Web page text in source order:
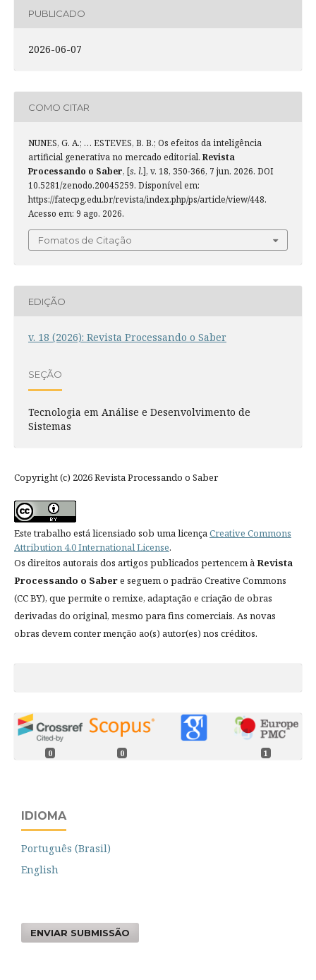
PUBLICADO
2026-06-07
COMO CITAR
NUNES, G. A.; … ESTEVES, B. B.; Os efeitos da inteligência
artificial generativa no mercado editorial. Revista
Processando o Saber, [s. l.], v. 18, 350-366, 7 jun. 2026. DOI
10.5281/zenodo.20045259. Disponível em:
https://fatecpg.edu.br/revista/index.php/ps/article/view/448.
Acesso em: 9 ago. 2026.
Fomatos de Citação
EDIÇÃO
v. 18 (2026): Revista Processando o Saber
SEÇÃO
Tecnologia em Análise e Desenvolvimento de
Sistemas
Copyright (c) 2026 Revista Processando o Saber
Este trabalho está licensiado sob uma licençaCreative Commons
Attribution 4.0 International License.
Os direitos autorais dos artigos publicados pertencem àRevista
Processando o Sabere seguem o padrão Creative Commons
(CC BY), que permite o remixe, adaptação e criação de obras
derivadas do original, mesmo para fins comerciais. As novas
obras devem conter menção ao(s) autor(es) nos créditos.
0 0 1
IDIOMA
Português (Brasil)
English
ENVIAR SUBMISSÃO